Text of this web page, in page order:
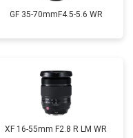
GF 35-70mmF4.5-5.6 WR
XF 16-55mm F2.8 R LM WR